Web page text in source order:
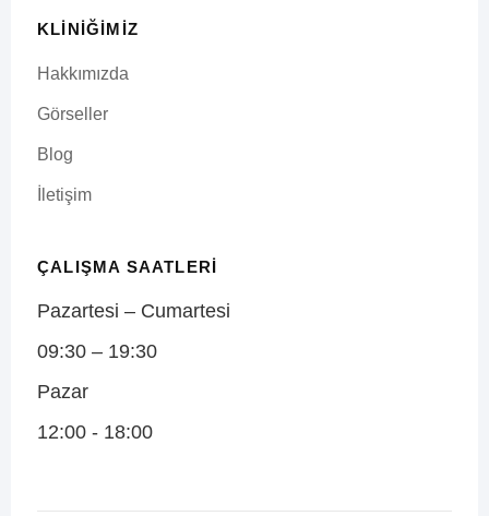
KLINIĞIMIZ
Hakkımızda
Görseller
Blog
İletişim
ÇALIŞMA SAATLERI
Pazartesi – Cumartesi
09:30 – 19:30
Pazar
12:00 - 18:00